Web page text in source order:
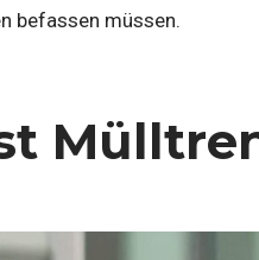
befassen müssen.